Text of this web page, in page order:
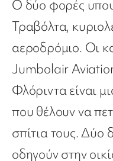
Ο δύο φορές
Τραβόλτα,
αεροδρόμιο. Οι
Jumbolair
Φλόριντα είναι
που θέλουν να
σπίτια τους. Δύο
οδηγούν στην